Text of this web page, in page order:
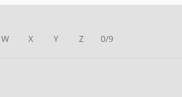
W X Y Z 0/9